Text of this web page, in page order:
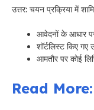
उत्तर: चयन प्रक्रिया में
आवेदनों के आधार पर
शॉर्टलिस्ट किए गए
आमतौर पर कोई
Read